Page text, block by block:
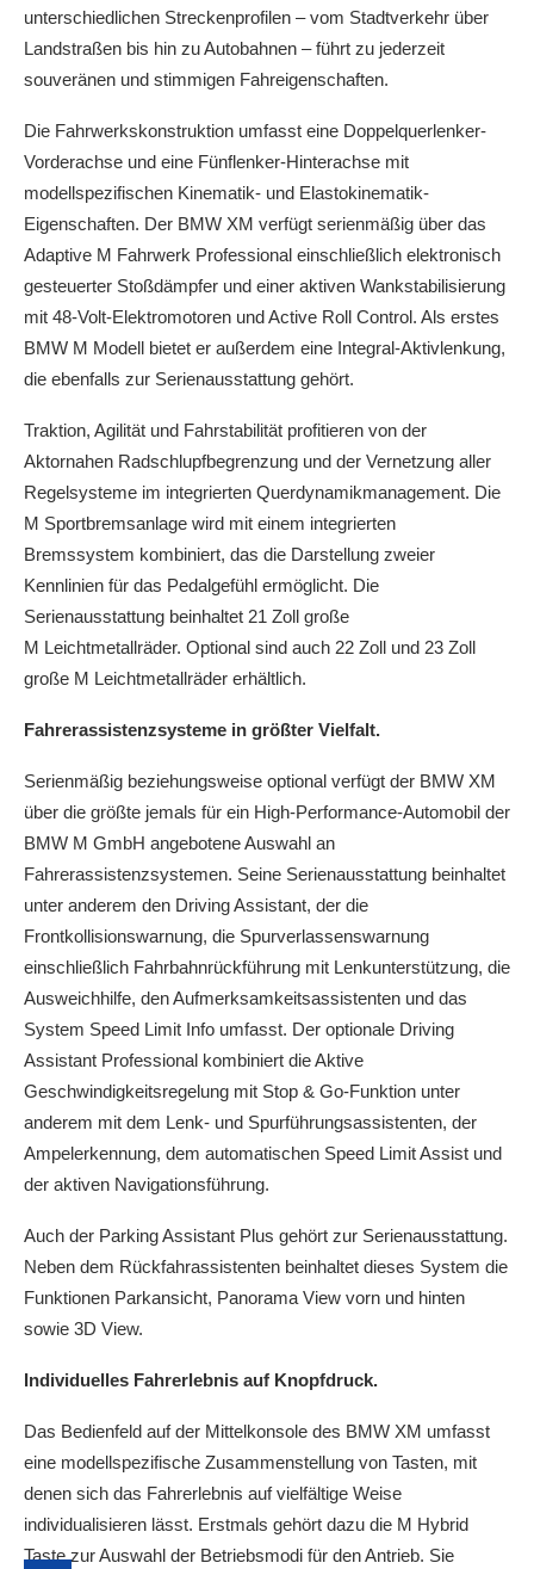
unterschiedlichen Streckenprofilen – vom Stadtverkehr über
Landstraßen bis hin zu Autobahnen – führt zu jederzeit
souveränen und stimmigen Fahreigenschaften.
Die Fahrwerkskonstruktion umfasst eine Doppelquerlenker-
Vorderachse und eine Fünflenker-Hinterachse mit
modellspezifischen Kinematik- und Elastokinematik-
Eigenschaften. Der BMW XM verfügt serienmäßig über das
Adaptive M Fahrwerk Professional einschließlich elektronisch
gesteuerter Stoßdämpfer und einer aktiven Wankstabilisierung
mit 48-Volt-Elektromotoren und Active Roll Control. Als erstes
BMW M Modell bietet er außerdem eine Integral-Aktivlenkung,
die ebenfalls zur Serienausstattung gehört.
Traktion, Agilität und Fahrstabilität profitieren von der
Aktornahen Radschlupfbegrenzung und der Vernetzung aller
Regelsysteme im integrierten Querdynamikmanagement. Die
M Sportbremsanlage wird mit einem integrierten
Bremssystem kombiniert, das die Darstellung zweier
Kennlinien für das Pedalgefühl ermöglicht. Die
Serienausstattung beinhaltet 21 Zoll große
M Leichtmetallräder. Optional sind auch 22 Zoll und 23 Zoll
große M Leichtmetallräder erhältlich.
Fahrerassistenzsysteme in größter Vielfalt.
Serienmäßig beziehungsweise optional verfügt der BMW XM
über die größte jemals für ein High-Performance-Automobil der
BMW M GmbH angebotene Auswahl an
Fahrerassistenzsystemen. Seine Serienausstattung beinhaltet
unter anderem den Driving Assistant, der die
Frontkollisionswarnung, die Spurverlassenswarnung
einschließlich Fahrbahnrückführung mit Lenkunterstützung, die
Ausweichhilfe, den Aufmerksamkeitsassistenten und das
System Speed Limit Info umfasst. Der optionale Driving
Assistant Professional kombiniert die Aktive
Geschwindigkeitsregelung mit Stop & Go-Funktion unter
anderem mit dem Lenk- und Spurführungsassistenten, der
Ampelerkennung, dem automatischen Speed Limit Assist und
der aktiven Navigationsführung.
Auch der Parking Assistant Plus gehört zur Serienausstattung.
Neben dem Rückfahrassistenten beinhaltet dieses System die
Funktionen Parkansicht, Panorama View vorn und hinten
sowie 3D View.
Individuelles Fahrerlebnis auf Knopfdruck.
Das Bedienfeld auf der Mittelkonsole des BMW XM umfasst
eine modellspezifische Zusammenstellung von Tasten, mit
denen sich das Fahrerlebnis auf vielfältige Weise
individualisieren lässt. Erstmals gehört dazu die M Hybrid
Taste zur Auswahl der Betriebsmodi für den Antrieb. Sie